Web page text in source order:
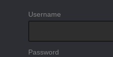
Username
Password